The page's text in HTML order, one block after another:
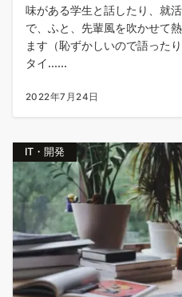
味がある学生と話したり、就
で、ふと、先輩風を吹かせて
ます（恥ずかしいので語った
タイ......
2022年7月24日
IT・開発